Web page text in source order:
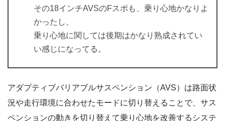
その18インチAVSのFスポも、乗り心地かなりよ
かったし、
乗り心地に関しては後期はかなり熟成されてい
い感じになってる。
アダプティブバリアブルサスペンション（AVS）は路面状
況や走行環境に合わせたモードに切り替えることで、サス
ペンションの動きを切り替えて乗り心地を改善するシステ